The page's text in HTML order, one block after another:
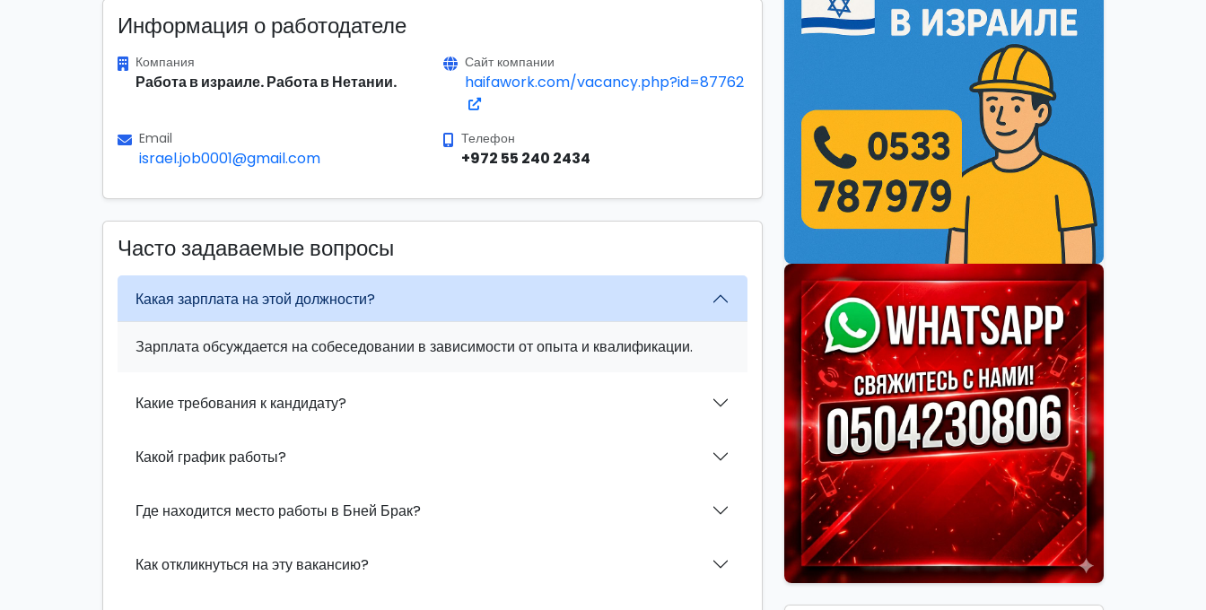
Информация о работодателе
Компания
Работа в израиле. Работа в Нетании.
Сайт компании
haifawork.com/vacancy.php?id=87762
Email
israel.job0001@gmail.com
Телефон
+972 55 240 2434
Часто задаваемые вопросы
Какая зарплата на этой должности?
Зарплата обсуждается на собеседовании в зависимости от опыта и квалификации.
Какие требования к кандидату?
Какой график работы?
Где находится место работы в Бней Брак?
Как откликнуться на эту вакансию?